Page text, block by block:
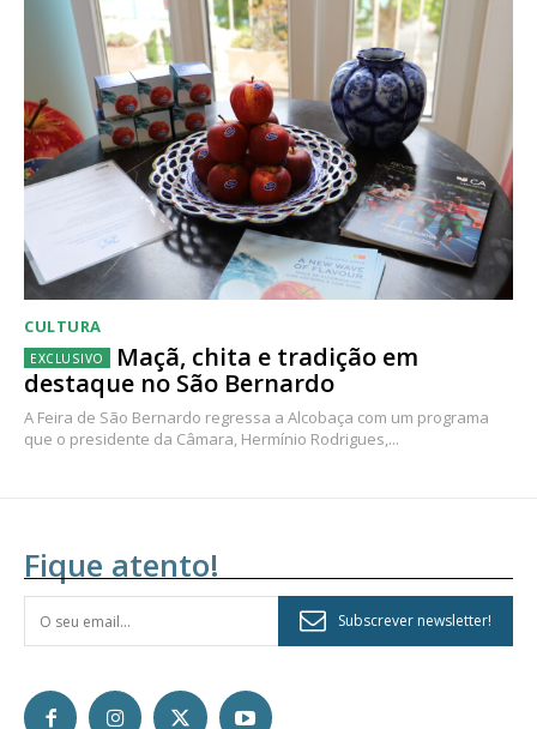
CULTURA
Maçã, chita e tradição em
destaque no São Bernardo
A Feira de São Bernardo regressa a Alcobaça com um programa
que o presidente da Câmara, Hermínio Rodrigues,...
Fique atento!
Subscrever newsletter!